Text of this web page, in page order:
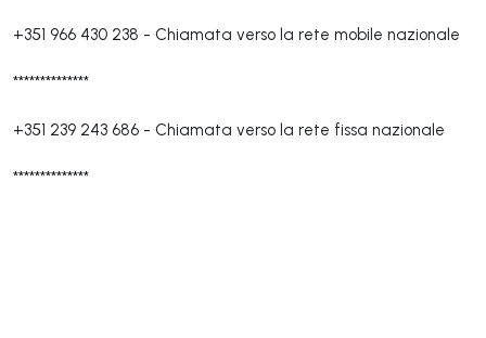
+351 966 430 238 - Chiamata verso la rete mobile nazionale
**************
+351 239 243 686 - Chiamata verso la rete fissa nazionale
**************